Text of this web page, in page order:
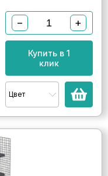
− +
Купить в 1
клик
Цвет